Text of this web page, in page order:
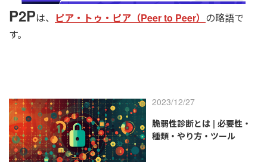
P2Pは、 ピア・トゥ・ピア（Peer to Peer） の略語で
す。
2023/12/27
脆弱性診断とは | 必要性・
種類・やり方・ツール